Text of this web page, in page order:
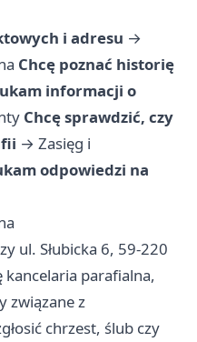
i adresu →
Chcę poznać historię
informacji o
Chcę sprawdzić, czy
→ Zasięg i
odpowiedzi na
ul. Słubicka 6, 59-220
kancelaria parafialna,
związane z
chrzest, ślub czy